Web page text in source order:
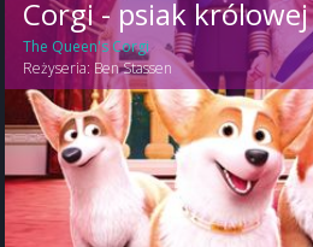
Corgi - psiak królowej
The Queen's Corgi
Reżyseria: Ben Stassen